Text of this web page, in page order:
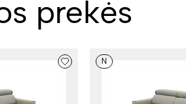
prekės
N